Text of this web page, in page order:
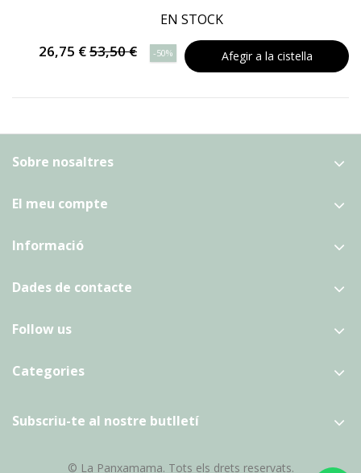
EN STOCK
26,75 €53,50 € -50% Afegir a la cistella
Sobre nosaltres
El meu compte
Informació
Dades de contacte
Follow us
Categories
Subscriu-te al nostre butlletí
© La Panxamama. Tots els drets reservats.